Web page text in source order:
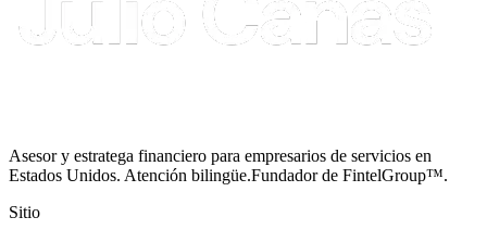
Asesor y estratega financiero para empresarios de servicios en
Estados Unidos. Atención bilingüe.Fundador de FintelGroup™.
Sitio